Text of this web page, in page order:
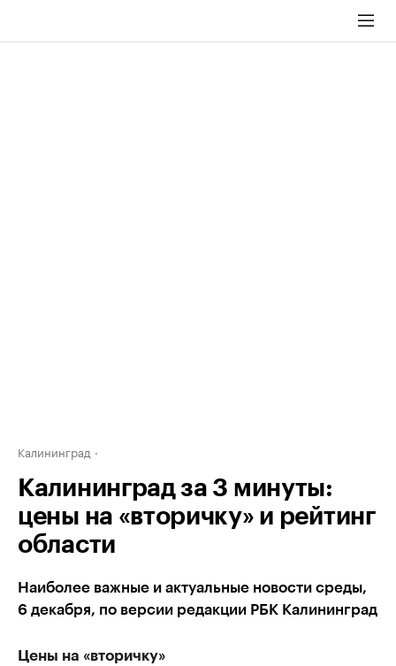
Калининград
Калининград за 3 минуты:
цены на «вторичку» и рейтинг
области
Наиболее важные и актуальные новости среды,
6 декабря, по версии редакции РБК Калининград
Цены на «вторичку»